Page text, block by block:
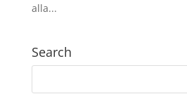
alla...
Search